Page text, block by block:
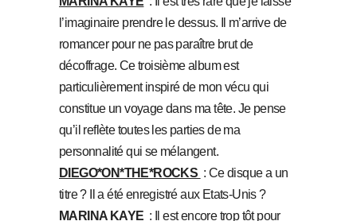
l’imaginaire prendre le dessus. Il m’arrive de
romancer pour ne pas paraître brut de
décoffrage. Ce troisième album est
particulièrement inspiré de mon vécu qui
constitue un voyage dans ma tête. Je pense
qu’il reflète toutes les parties de ma
personnalité qui se mélangent.
DIEGO*ON*THE*ROCKS : Ce disque a un
titre ? Il a été enregistré aux Etats-Unis ?
MARINA KAYE : Il est encore trop tôt pour